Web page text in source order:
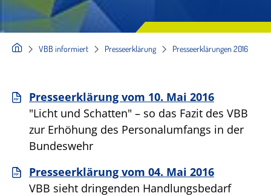
VBB informiert Presseerklärung Presseerklärungen 2016
Presseerklärung vom 10. Mai 2016
"Licht und Schatten" – so das Fazit des VBB
zur Erhöhung des Personalumfangs in der
Bundeswehr
Presseerklärung vom 04. Mai 2016
VBB sieht dringenden Handlungsbedarf